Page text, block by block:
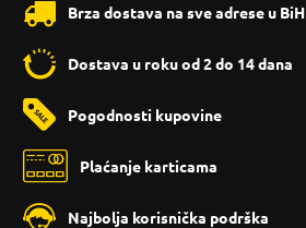
Brza dostava na sve adrese u BiH
Dostava u roku od 2 do 14 dana
Pogodnosti kupovine
Plaćanje karticama
Najbolja korisnička podrška